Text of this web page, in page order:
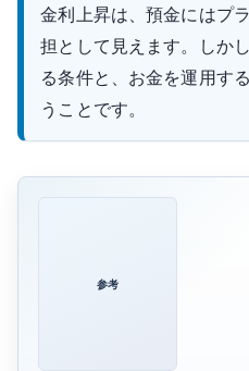
金利上昇は、預金にはプ
担として見えます。しか
る条件と、お金を運用す
うことです。
参考